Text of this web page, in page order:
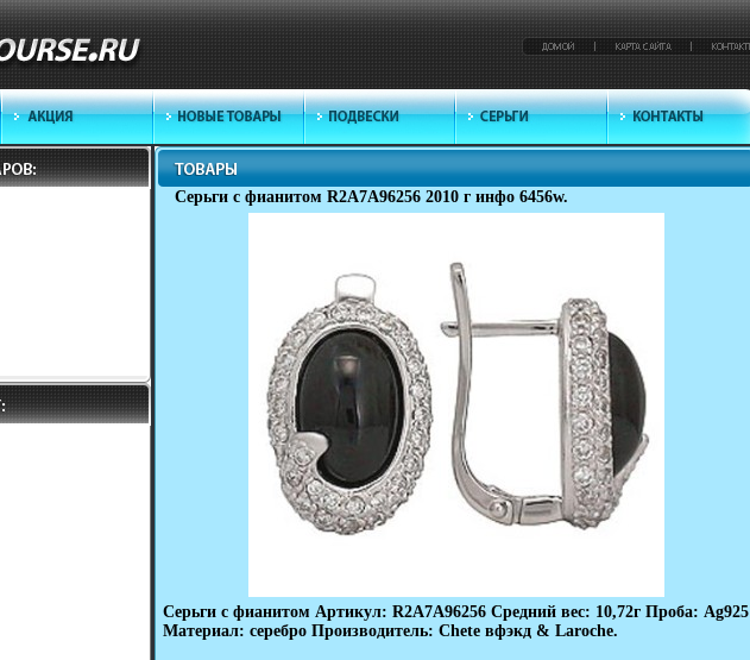
Серьги с фианитом R2A7A96256 2010 г инфо 6456w.
Серьги с фианитом Артикул: R2A7A96256 Средний вес: 10,72г Проба: Ag925
Материал: серебро Производитель: Chete вфэкд & Laroche.